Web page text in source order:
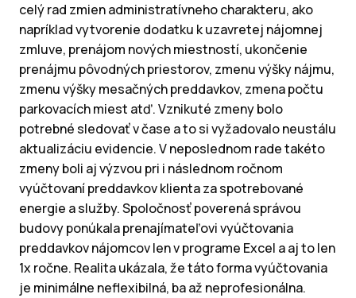
celý rad zmien administratívneho charakteru, ako
napríklad vytvorenie dodatku k uzavretej nájomnej
zmluve, prenájom nových miestností, ukončenie
prenájmu pôvodných priestorov, zmenu výšky nájmu,
zmenu výšky mesačných preddavkov, zmena počtu
parkovacích miest atď. Vznikuté zmeny bolo
potrebné sledovať v čase a to si vyžadovalo neustálu
aktualizáciu evidencie. V neposlednom rade takéto
zmeny boli aj výzvou pri i následnom ročnom
vyúčtovaní preddavkov klienta za spotrebované
energie a služby. Spoločnosť poverená správou
budovy ponúkala prenajímateľovi vyúčtovania
preddavkov nájomcov len v programe Excel a aj to len
1x ročne. Realita ukázala, že táto forma vyúčtovania
je minimálne neflexibilná, ba až neprofesionálna.